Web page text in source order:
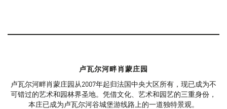
卢瓦尔河畔肖蒙庄园
卢瓦尔河畔肖蒙庄园从2007年起归法国中央大区所有，现已成为不
可错过的艺术和园林界圣地。凭借文化、艺术和园艺的三重身份，
本庄已成为卢瓦尔河谷城堡游线路上的一道独特景观。